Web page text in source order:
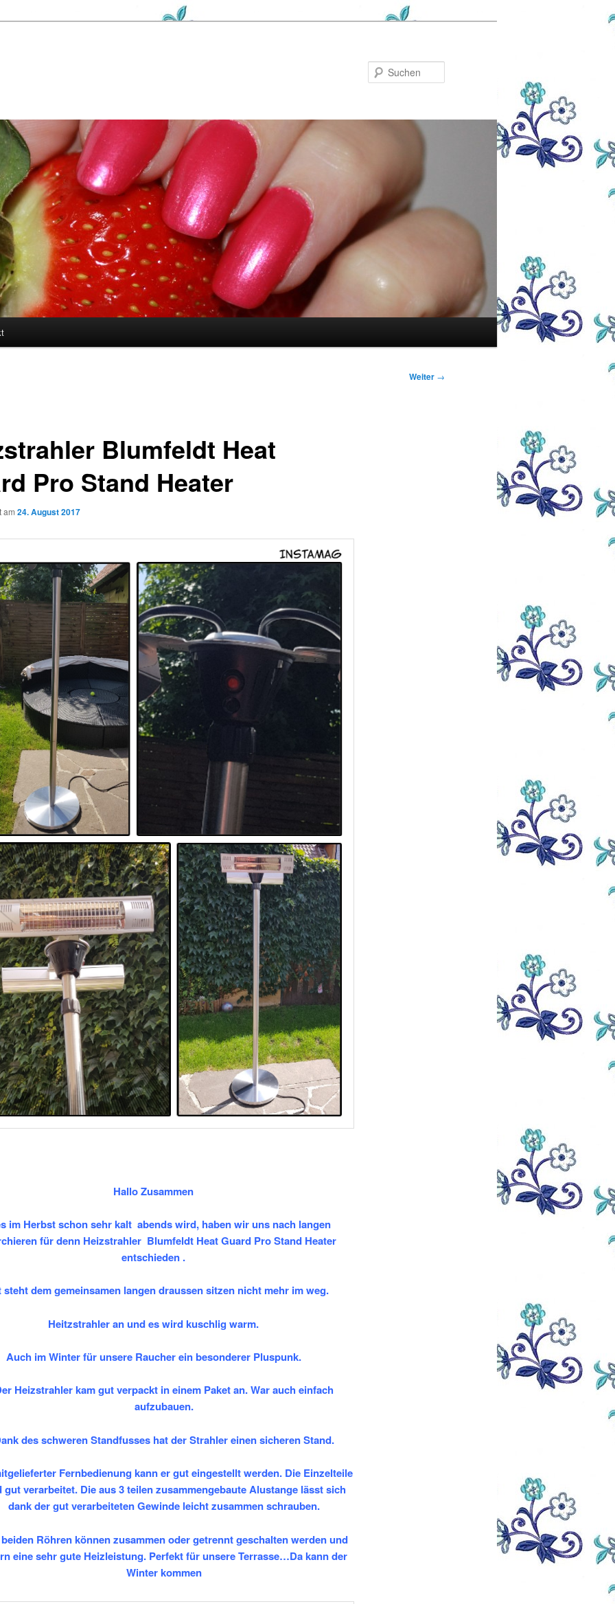
Weiter →
Blumfeldt Heat
Pro Stand Heater
am 24. August 2017
Hallo Zusammen
im Herbst schon sehr kalt abends wird, haben wir uns nach langen
für denn Heizstrahler Blumfeldt Heat Guard Pro Stand Heater
entschieden .
steht dem gemeinsamen langen draussen sitzen nicht mehr im weg.
Heitzstrahler an und es wird kuschlig warm.
Auch im Winter für unsere Raucher ein besonderer Pluspunk.
Heizstrahler kam gut verpackt in einem Paket an. War auch einfach
aufzubauen.
des schweren Standfusses hat der Strahler einen sicheren Stand.
Fernbedienung kann er gut eingestellt werden. Die Einzelteile
gut verarbeitet. Die aus 3 teilen zusammengebaute Alustange lässt sich
dank der gut verarbeiteten Gewinde leicht zusammen schrauben.
Röhren können zusammen oder getrennt geschalten werden und
eine sehr gute Heizleistung. Perfekt für unsere Terrasse…Da kann der
Winter kommen